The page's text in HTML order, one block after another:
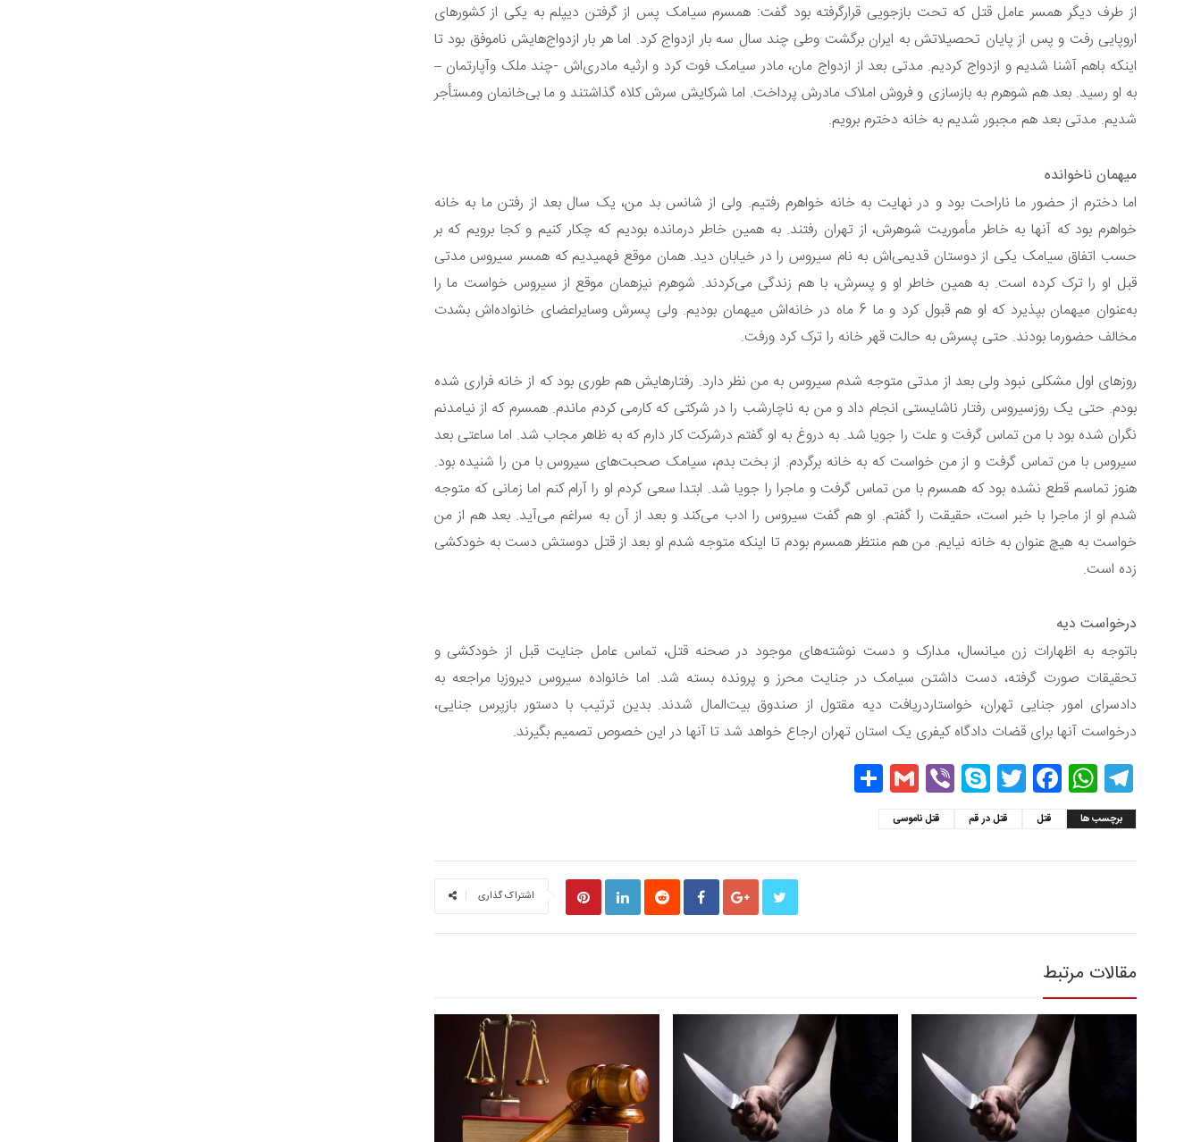
از طرف دیگر همسر عامل قتل که تحت بازجویی قرارگرفته بود گفت: همسرم سیامک پس از گرفتن دیپلم به یکی از کشورهای
اروپایی رفت و پس از پایان تحصیلاتش به ایران برگشت وطی چند سال سه بار ازدواج کرد. اما هر بار ازدواج‌هایش ناموفق بود تا
اینکه باهم آشنا شدیم و ازدواج کردیم. مدتی بعد از ازدواج مان، مادر سیامک فوت کرد و ارثیه مادری‌اش -چند ملک وآپارتمان –
به او رسید. بعد هم شوهرم به بازسازی و فروش املاک مادرش پرداخت. اما شرکایش سرش کلاه گذاشتند و ما بی‌خانمان ومستأجر
شدیم. مدتی بعد هم مجبور شدیم به خانه دخترم برویم.
میهمان ناخوانده
اما دخترم از حضور ما ناراحت بود و در نهایت به خانه خواهرم رفتیم. ولی از شانس بد من، یک سال بعد از رفتن ما به خانه
خواهرم بود که آنها به خاطر مأموریت شوهرش، از تهران رفتند. به همین خاطر درمانده بودیم که چکار کنیم و کجا برویم که بر
حسب اتفاق سیامک یکی از دوستان قدیمی‌اش به نام سیروس را در خیابان دید. همان موقع فهمیدیم که همسر سیروس مدتی
قبل او را ترک کرده است. به همین خاطر او و پسرش، با هم زندگی می‌کردند. شوهرم نیزهمان موقع از سیروس خواست ما را
به‌عنوان میهمان بپذیرد که او هم قبول کرد و ما 6 ماه در خانه‌اش میهمان بودیم. ولی پسرش وسایراعضای خانواده‌اش بشدت
مخالف حضورما بودند. حتی پسرش به حالت قهر خانه را ترک کرد ورفت.
روزهای اول مشکلی نبود ولی بعد از مدتی متوجه شدم سیروس به من نظر دارد. رفتارهایش هم طوری بود که از خانه فراری شده
بودم. حتی یک روزسیروس رفتار ناشایستی انجام داد و من به ناچارشب را در شرکتی که کارمی کردم ماندم. همسرم که از نیامدنم
نگران شده بود با من تماس گرفت و علت را جویا شد. به دروغ به او گفتم درشرکت کار دارم که به ظاهر مجاب شد. اما ساعتی بعد
سیروس با من تماس گرفت و از من خواست که به خانه برگردم. از بخت بدم، سیامک صحبت‌های سیروس با من را شنیده بود.
هنوز تماسم قطع نشده بود که همسرم با من تماس گرفت و ماجرا را جویا شد. ابتدا سعی کردم او را آرام کنم اما زمانی که متوجه
شدم او از ماجرا با خبر است، حقیقت را گفتم. او هم گفت سیروس را ادب می‌کند و بعد از آن به سراغم می‌آید. بعد هم از من
خواست به هیچ عنوان به خانه نیایم. من هم منتظر همسرم بودم تا اینکه متوجه شدم او بعد از قتل دوستش دست به خودکشی
زده است.
درخواست دیه
باتوجه به اظهارات زن میانسال، مدارک و دست نوشته‌های موجود در صحنه قتل، تماس عامل جنایت قبل از خودکشی و
تحقیقات صورت گرفته، دست داشتن سیامک در جنایت محرز و پرونده بسته شد. اما خانواده سیروس دیروزبا مراجعه به
دادسرای امور جنایی تهران، خواستاردریافت دیه مقتول از صندوق بیت‌المال شدند. بدین ترتیب با دستور بازپرس جنایی،
درخواست آنها برای قضات دادگاه کیفری یک استان تهران ارجاع خواهد شد تا آنها در این خصوص تصمیم بگیرند.
Telegram
WhatsApp
Facebook
Twitter
Skype
Viber
Gmail
برچسب ها قتل قتل در قم قتل ناموسی
اشتراک گذاری
مقالات مرتبط